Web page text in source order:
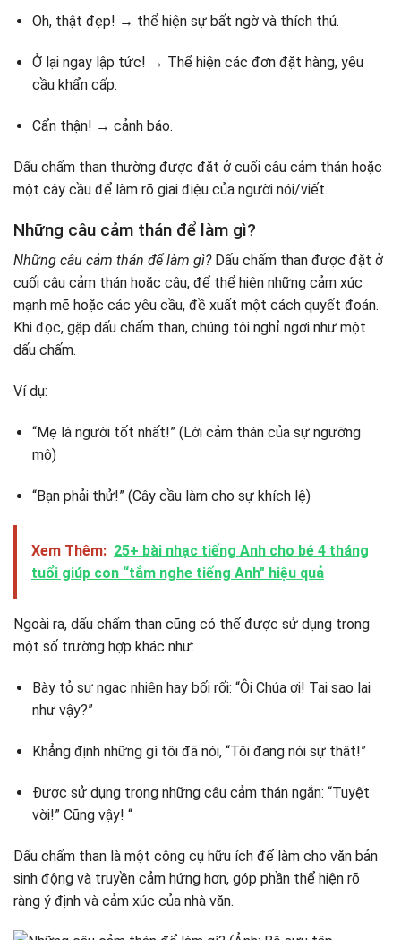
Oh, thật đẹp! → thể hiện sự bất ngờ và thích thú.
Ở lại ngay lập tức! → Thể hiện các đơn đặt hàng, yêu
cầu khẩn cấp.
Cẩn thận! → cảnh báo.
Dấu chấm than thường được đặt ở cuối câu cảm thán hoặc
một cây cầu để làm rõ giai điệu của người nói/viết.
Những câu cảm thán để làm gì?
Những câu cảm thán để làm gì? Dấu chấm than được đặt ở
cuối câu cảm thán hoặc câu, để thể hiện những cảm xúc
mạnh mẽ hoặc các yêu cầu, đề xuất một cách quyết đoán.
Khi đọc, gặp dấu chấm than, chúng tôi nghỉ ngơi như một
dấu chấm.
Ví dụ:
“Mẹ là người tốt nhất!” (Lời cảm thán của sự ngưỡng
mộ)
“Bạn phải thử!” (Cây cầu làm cho sự khích lệ)
Xem Thêm: 25+ bài nhạc tiếng Anh cho bé 4 tháng
tuổi giúp con “tắm nghe tiếng Anh" hiệu quả
Ngoài ra, dấu chấm than cũng có thể được sử dụng trong
một số trường hợp khác như:
Bày tỏ sự ngạc nhiên hay bối rối: “Ôi Chúa ơi! Tại sao lại
như vậy?”
Khẳng định những gì tôi đã nói, “Tôi đang nói sự thật!”
Được sử dụng trong những câu cảm thán ngắn: “Tuyệt
vời!” Cũng vậy! “
Dấu chấm than là một công cụ hữu ích để làm cho văn bản
sinh động và truyền cảm hứng hơn, góp phần thể hiện rõ
ràng ý định và cảm xúc của nhà văn.